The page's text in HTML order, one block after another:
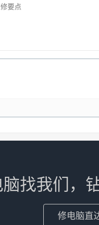
要点
找我们，
修电脑直